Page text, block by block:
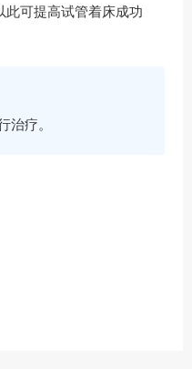
可提高试管着床成功
疗。